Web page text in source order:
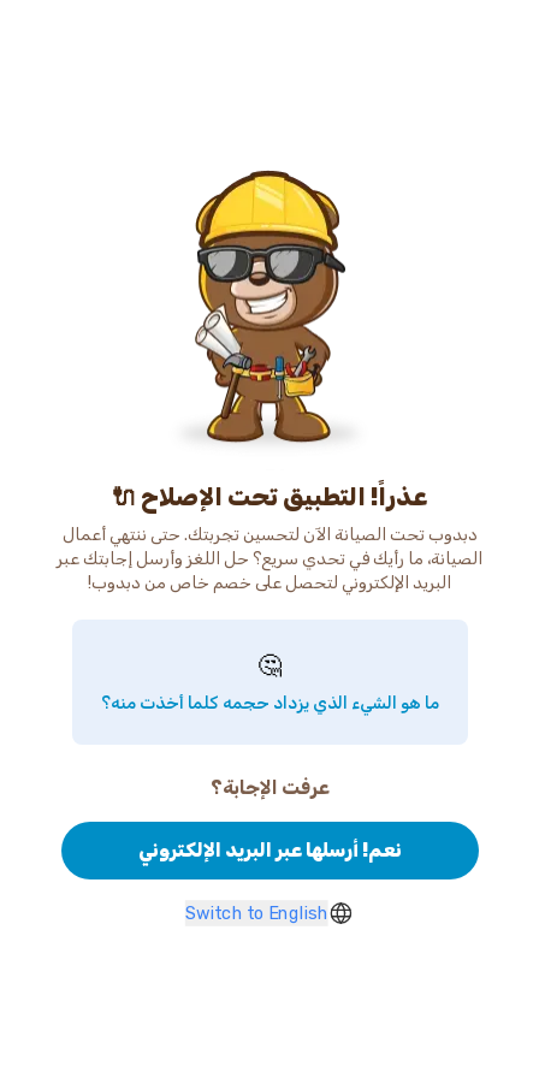
عذراً! التطبيق تحت الإصلاح 🔌
دبدوب تحت الصيانة الآن لتحسين تجربتك. حتى ننتهي أعمال
الصيانة، ما رأيك في تحدي سريع؟ حل اللغز وأرسل إجابتك عبر
البريد الإلكتروني لتحصل على خصم خاص من دبدوب!
🤔
ما هو الشيء الذي يزداد حجمه كلما أخذت منه؟
عرفت الإجابة؟
نعم! أرسلها عبر البريد الإلكتروني
Switch to English